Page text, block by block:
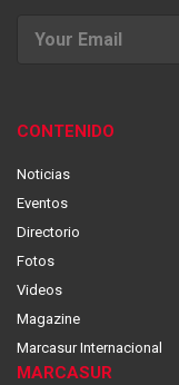
CONTENIDO
Noticias
Eventos
Directorio
Fotos
Videos
Magazine
Marcasur Internacional
MARCASUR